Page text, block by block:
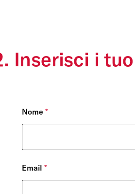
Inserisci i
Nome *
Email *